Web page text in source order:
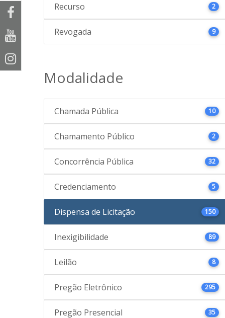
Recurso 2
Revogada 9
Modalidade
Chamada Pública 10
Chamamento Público 2
Concorrência Pública 32
Credenciamento 5
Dispensa de Licitação 150
Inexigibilidade 89
Leilão 8
Pregão Eletrônico 295
Pregão Presencial 35